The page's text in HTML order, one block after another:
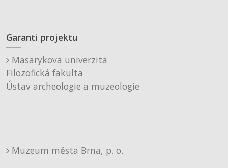
Garanti projektu
Masarykova univerzita
Filozofická fakulta
Ústav archeologie a muzeologie
Muzeum města Brna, p. o.